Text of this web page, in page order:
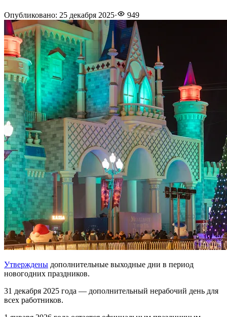
Опубликовано: 25 декабря 2025· 949
Утверждены дополнительные выходные дни в период
новогодних праздников.
31 декабря 2025 года — дополнительный нерабочий день для
всех работников.